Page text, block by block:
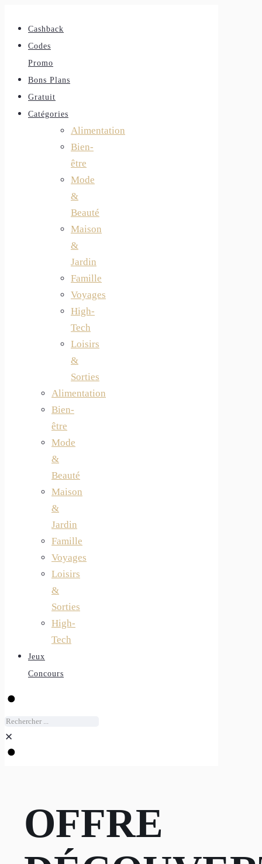
Cashback
Codes
Promo
Bons Plans
Gratuit
Catégories
Alimentation
Bien-
être
Mode
&
Beauté
Maison
&
Jardin
Famille
Voyages
High-
Tech
Loisirs
&
Sorties
Alimentation
Bien-
être
Mode
&
Beauté
Maison
&
Jardin
Famille
Voyages
Loisirs
&
Sorties
High-
Tech
Jeux
Concours
✕
OFFRE